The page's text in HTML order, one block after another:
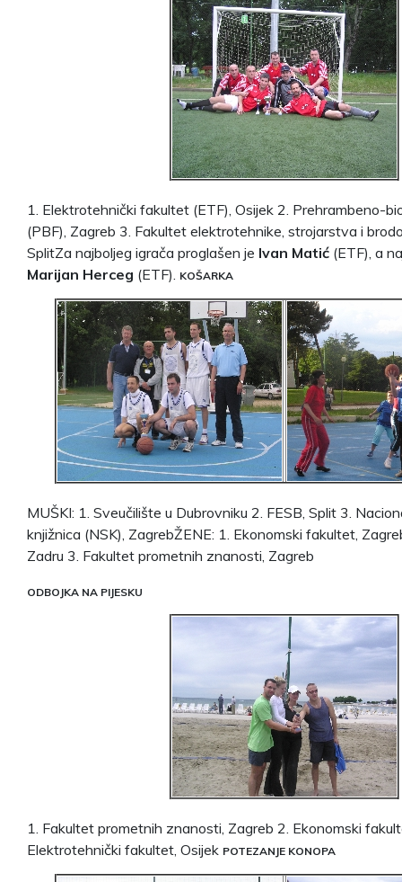
1. Elektrotehnički fakultet (ETF), Osijek 2. Prehrambeno-
(PBF), Zagreb 3. Fakultet elektrotehnike, strojarstva i
SplitZa najboljeg igrača proglašen je Ivan Matić (ETF), a
Marijan Herceg (ETF). KOŠARKA
MUŠKI: 1. Sveučilište u Dubrovniku 2. FESB, Split 3.
knjižnica (NSK), ZagrebŽENE: 1. Ekonomski fakultet,
Zadru 3. Fakultet prometnih znanosti, Zagreb
ODBOJKA NA PIJESKU
1. Fakultet prometnih znanosti, Zagreb 2. Ekonomski
Elektrotehnički fakultet, Osijek POTEZANJE KONOPA